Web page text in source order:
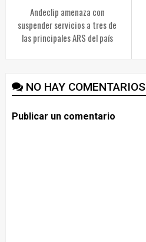
Andeclip amenaza con
suspender servicios a tres de
las principales ARS del país
NO HAY
Publicar un comentario